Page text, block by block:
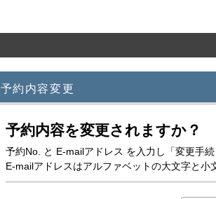
予約内容変更
予約内容を変更されますか？
予約No. と E-mailアドレス を入力し「変更手
E-mailアドレスはアルファベットの大文字と